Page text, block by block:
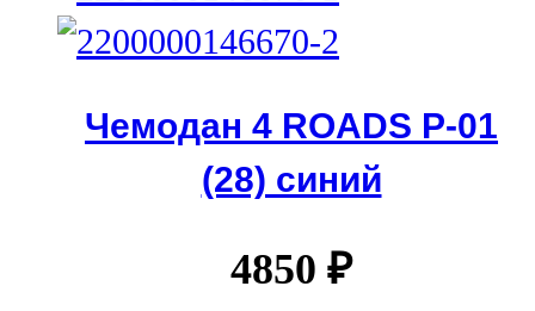
Чемодан 4 ROADS Р-01
(28) синий
4850 ₽